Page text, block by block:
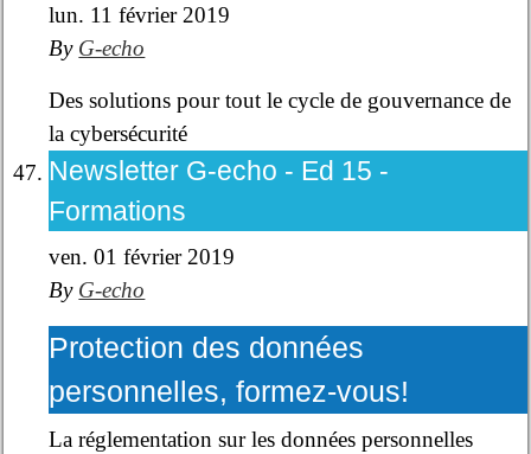
lun. 11 février 2019
By G-echo
Des solutions pour tout le cycle de gouvernance de
la cybersécurité
Newsletter G-echo - Ed 15 -
Formations
ven. 01 février 2019
By G-echo
Protection des données
personnelles, formez-vous!
La réglementation sur les données personnelles